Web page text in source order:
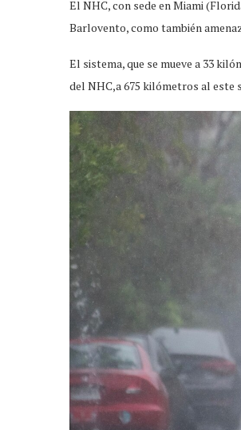
El NHC, con sede en Miami
Barlovento, como también
El sistema, que se mueve a 33
del NHC,a 675 kilómetros al este